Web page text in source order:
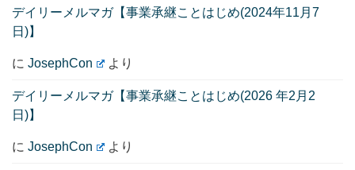
デイリーメルマガ【事業承継ことはじめ(2024年11月7
日)】
に JosephCon より
デイリーメルマガ【事業承継ことはじめ(2026 年2月2
日)】
に JosephCon より